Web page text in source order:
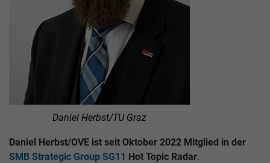
Daniel Herbst/TU Graz
Daniel Herbst/OVE ist seit Oktober 2022 Mitglied in der
SMB Strategic Group SG11 Hot Topic Radar.